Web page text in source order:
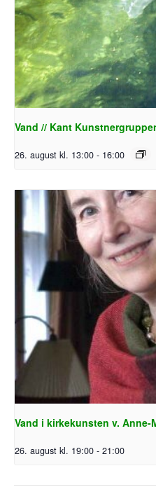
Vand // Kant
26. august kl. 13:00 - 16:00
Vand i kirkekunsten v. Anne-
26. august kl. 19:00 - 21:00